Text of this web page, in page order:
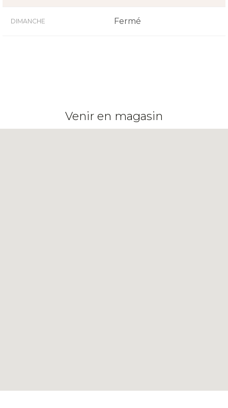
DIMANCHE Fermé
Venir en magasin